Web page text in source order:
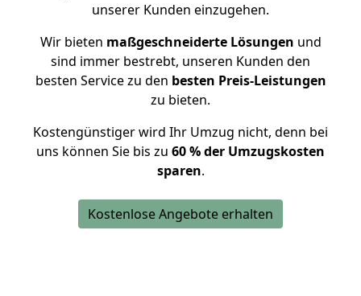
unserer Kunden einzugehen.
Wir bieten maßgeschneiderte Lösungen und
sind immer bestrebt, unseren Kunden den
besten Service zu den besten Preis-Leistungen
zu bieten.
Kostengünstiger wird Ihr Umzug nicht, denn bei
uns können Sie bis zu 60 % der Umzugskosten
sparen.
Kostenlose Angebote erhalten